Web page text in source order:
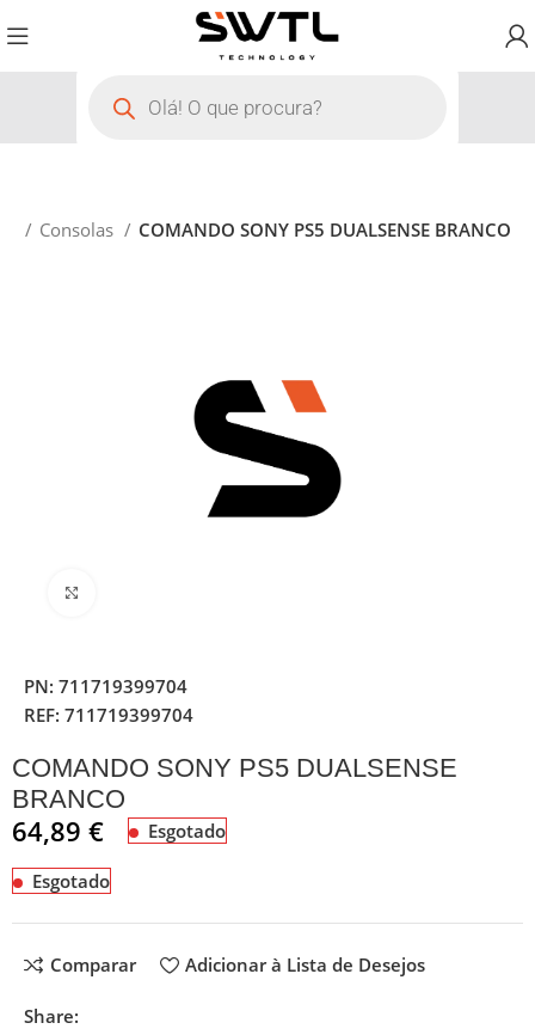
Consolas COMANDO SONY PS5 DUALSENSE BRANCO
PN:711719399704
REF:711719399704
COMANDO SONY PS5 DUALSENSE
BRANCO
64,89€ Esgotado
Esgotado
Comparar Adicionar à Lista de Desejos
Share: